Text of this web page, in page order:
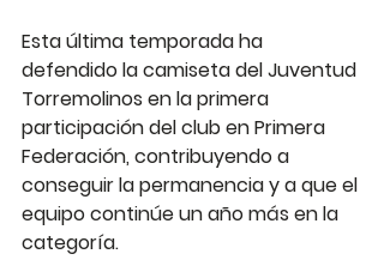
Esta última temporada ha
defendido la camiseta del Juventud
Torremolinos en la primera
participación del club en Primera
Federación, contribuyendo a
conseguir la permanencia y a que el
equipo continúe un año más en la
categoría.